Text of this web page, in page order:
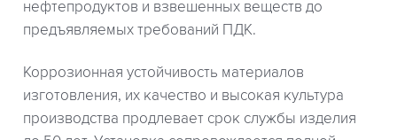
нефтепродуктов и взвешенных веществ до
предъявляемых требований ПДК.
Коррозионная устойчивость материалов
изготовления, их качество и высокая культура
производства продлевает срок службы изделия